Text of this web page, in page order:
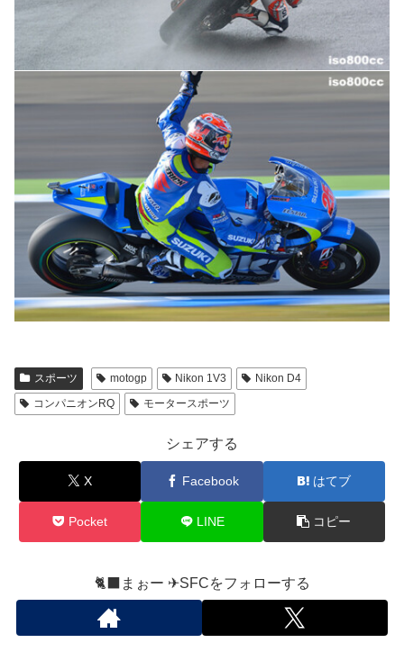
スポーツ motogp Nikon 1V3
Nikon D4
コンパニオンRQ
モータースポーツ
シェアする
X Facebook はてブ
Pocket LINE コピー
🐈‍⬛まぉー ✈︎SFCをフォローする